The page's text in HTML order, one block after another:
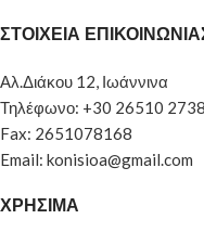
ΣΤΟΙΧΕΙΑ
Αλ.Διάκου 12, Ιωάννινα
Τηλέφωνο: +30 26510
Fax: 2651078168
Email: konisioa@gmail.com
ΧΡΗΣΙΜΑ